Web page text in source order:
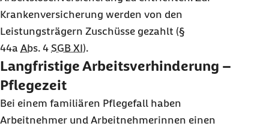
Krankenversicherung werden von den
Leistungsträgern Zuschüsse gezahlt (§
44a Abs. 4 SGB XI).
Langfristige Arbeitsverhinderung –
Pflegezeit
Bei einem familiären Pflegefall haben
Arbeitnehmer und Arbeitnehmerinnen einen